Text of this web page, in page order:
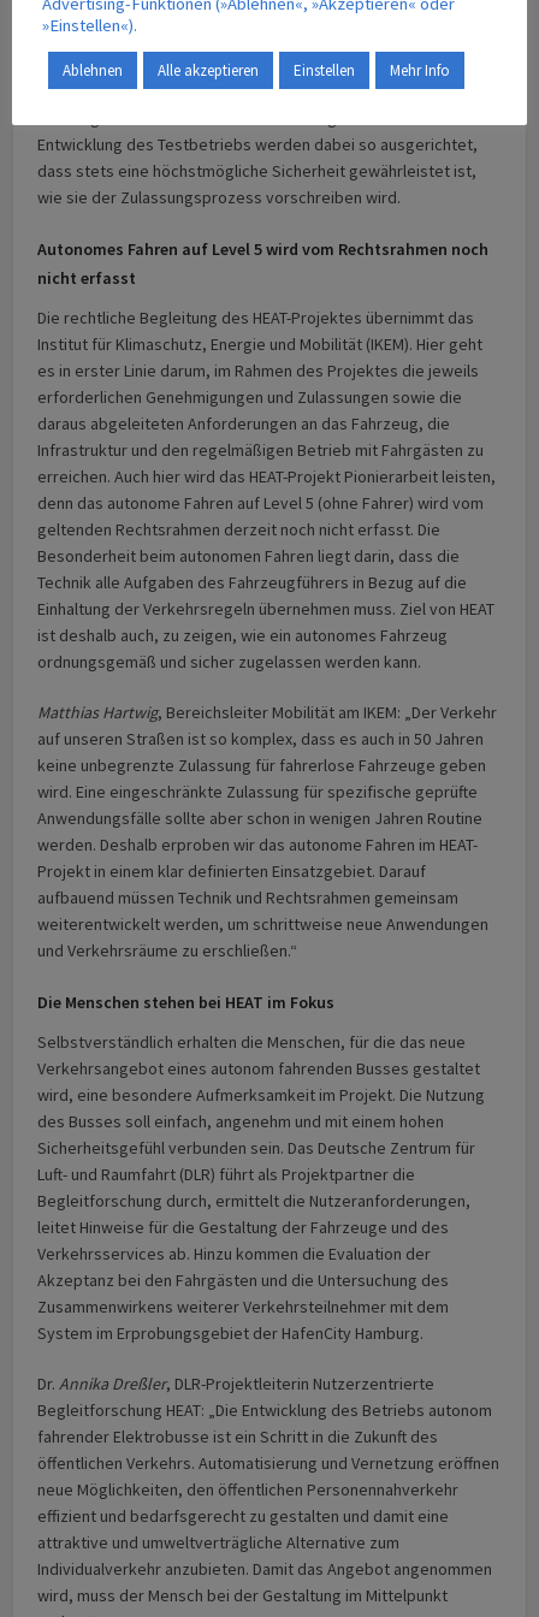
Grasbrook und Am Kaiserkai führen.
In der Endausbaustufe führt die Strecke über zwölf
Lichtsignalanlagen und das Fahrzeug muss acht
Entwicklung des Testbetriebs werden dabei so ausgerichtet,
dass stets eine höchstmögliche Sicherheit gewährleistet ist,
wie sie der Zulassungsprozess vorschreiben wird.
Autonomes Fahren auf Level 5 wird vom Rechtsrahmen noch
nicht erfasst
Die rechtliche Begleitung des HEAT-Projektes übernimmt das
Institut für Klimaschutz, Energie und Mobilität (IKEM). Hier geht
es in erster Linie darum, im Rahmen des Projektes die jeweils
erforderlichen Genehmigungen und Zulassungen sowie die
daraus abgeleiteten Anforderungen an das Fahrzeug, die
Infrastruktur und den regelmäßigen Betrieb mit Fahrgästen zu
erreichen. Auch hier wird das HEAT-Projekt Pionierarbeit leisten,
denn das autonome Fahren auf Level 5 (ohne Fahrer) wird vom
geltenden Rechtsrahmen derzeit noch nicht erfasst. Die
Besonderheit beim autonomen Fahren liegt darin, dass die
Technik alle Aufgaben des Fahrzeugführers in Bezug auf die
Einhaltung der Verkehrsregeln übernehmen muss. Ziel von HEAT
ist deshalb auch, zu zeigen, wie ein autonomes Fahrzeug
ordnungsgemäß und sicher zugelassen werden kann.
Matthias Hartwig, Bereichsleiter Mobilität am IKEM: „Der Verkehr
auf unseren Straßen ist so komplex, dass es auch in 50 Jahren
keine unbegrenzte Zulassung für fahrerlose Fahrzeuge geben
wird. Eine eingeschränkte Zulassung für spezifische geprüfte
Anwendungsfälle sollte aber schon in wenigen Jahren Routine
werden. Deshalb erproben wir das autonome Fahren im HEAT-
Projekt in einem klar definierten Einsatzgebiet. Darauf
aufbauend müssen Technik und Rechtsrahmen gemeinsam
weiterentwickelt werden, um schrittweise neue Anwendungen
und Verkehrsräume zu erschließen.“
Die Menschen stehen bei HEAT im Fokus
Selbstverständlich erhalten die Menschen, für die das neue
Verkehrsangebot eines autonom fahrenden Busses gestaltet
wird, eine besondere Aufmerksamkeit im Projekt. Die Nutzung
des Busses soll einfach, angenehm und mit einem hohen
Sicherheitsgefühl verbunden sein. Das Deutsche Zentrum für
Luft- und Raumfahrt (DLR) führt als Projektpartner die
Begleitforschung durch, ermittelt die Nutzeranforderungen,
leitet Hinweise für die Gestaltung der Fahrzeuge und des
Verkehrsservices ab. Hinzu kommen die Evaluation der
Akzeptanz bei den Fahrgästen und die Untersuchung des
Zusammenwirkens weiterer Verkehrsteilnehmer mit dem
System im Erprobungsgebiet der HafenCity Hamburg.
Dr.Annika Dreßler, DLR-Projektleiterin Nutzerzentrierte
Begleitforschung HEAT: „Die Entwicklung des Betriebs autonom
fahrender Elektrobusse ist ein Schritt in die Zukunft des
öffentlichen Verkehrs. Automatisierung und Vernetzung eröffnen
neue Möglichkeiten, den öffentlichen Personennahverkehr
effizient und bedarfsgerecht zu gestalten und damit eine
attraktive und umweltverträgliche Alternative zum
Individualverkehr anzubieten. Damit das Angebot angenommen
wird, muss der Mensch bei der Gestaltung im Mittelpunkt
»Einstellen«).
Ablehnen Alle akzeptieren Einstellen Mehr Info